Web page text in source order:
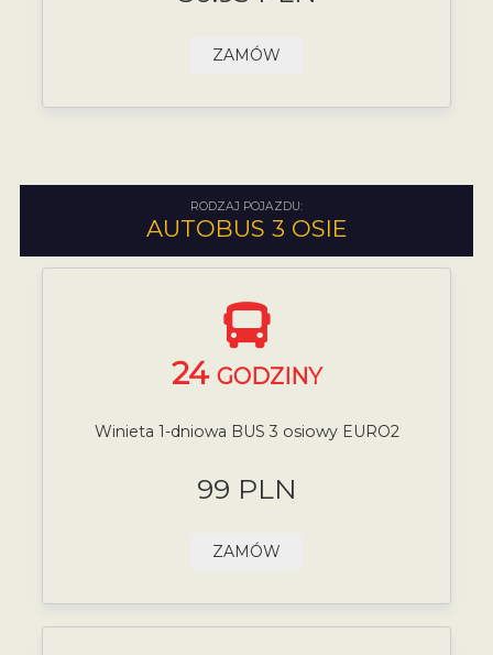
ZAMÓW
RODZAJ POJAZDU:
AUTOBUS 3 OSIE
24 GODZINY
Winieta 1-dniowa BUS 3 osiowy EURO2
99 PLN
ZAMÓW